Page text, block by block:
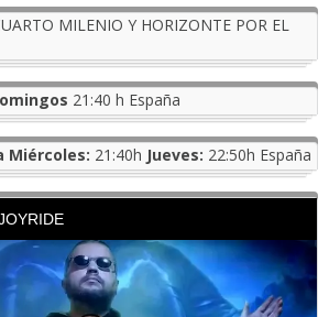
MILENIO Y HORIZONTE POR EL
21:40 h España
Miércoles: 21:40h Jueves: 22:50h España